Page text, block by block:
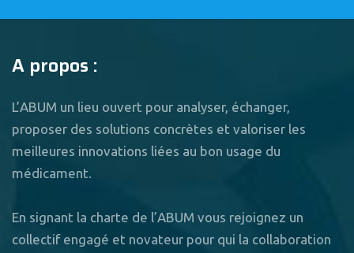
A propos :
L’ABUM un lieu ouvert pour analyser, échanger,
proposer des solutions concrètes et valoriser les
meilleures innovations liées au bon usage du
médicament.
En signant la charte de l’ABUM vous rejoignez un
collectif engagé et novateur pour qui la collaboration